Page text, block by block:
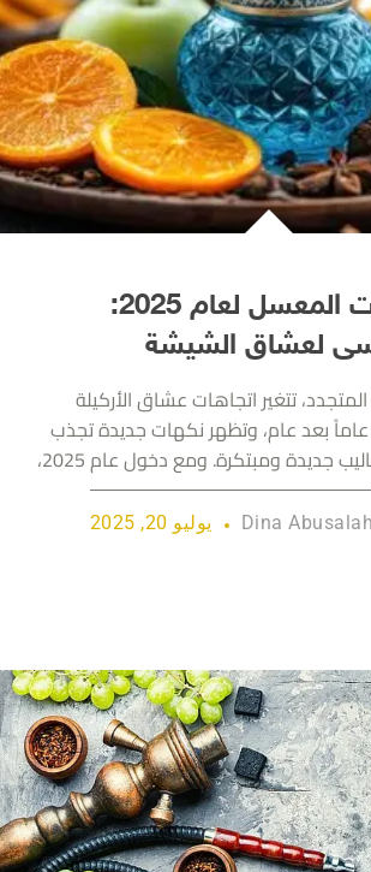
أفضل نكهات المعسل لعام 2025:
لعشاق الشيشة
تتغير اتجاهات عشاق الأركيلة
بعد عام، وتظهر نكهات جديدة تجذب
ومبتكرة. ومع دخول عام 2025،
Dina يوليو 20, 2025